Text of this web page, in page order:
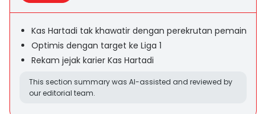
Kas Hartadi tak khawatir dengan perekrutan pemain
Optimis dengan target ke Liga 1
Rekam jejak karier Kas Hartadi
This section summary was AI-assisted and reviewed by
our editorial team.